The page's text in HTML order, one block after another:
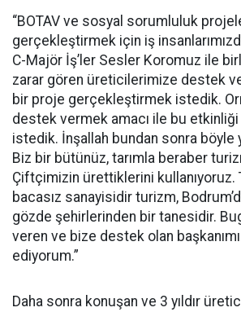
“BOTAV ve sosyal sorumluluk
gerçekleştirmek için iş
C-Majör İş’ler Sesler Koromuz ile
zarar gören üreticilerimize destek
bir proje gerçekleştirmek istedik.
destek vermek amacı ile bu
istedik. İnşallah bundan sonra böyle
Biz bir bütünüz, tarımla beraber
Çiftçimizin ürettiklerini kullanıyoruz.
bacasız sanayisidir turizm,
gözde şehirlerinden bir tanesidir.
veren ve bize destek olan
ediyorum.”
Daha sonra konuşan ve 3 yıldır